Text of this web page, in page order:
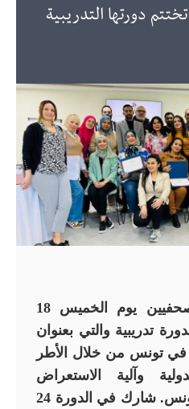
دورتها التدريبية
اختُتمت لجنة دعم الصحفيين يوم الخميس 18
تدريبية والتي بعنوان
في تونس من خلال الأطر
وآلية الاستعراض
الدوري الشامل" في تونس. شارك في الدورة 24